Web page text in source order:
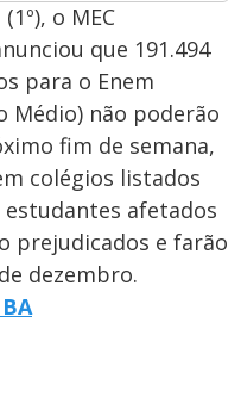
o MEC
que 191.494
para o Enem
Médio) não poderão
fim de semana,
colégios listados
estudantes afetados
prejudicados e farão
dezembro.